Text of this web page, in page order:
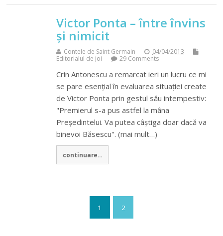
Victor Ponta – între învins
și nimicit
Contele de Saint Germain
04/04/2013
Editorialul de joi
29 Comments
Crin Antonescu a remarcat ieri un lucru ce mi
se pare esențial în evaluarea situației create
de Victor Ponta prin gestul său intempestiv:
"Premierul s-a pus astfel la mâna
Președintelui. Va putea câștiga doar dacă va
binevoi Băsescu". (mai mult…)
continuare...
1 2